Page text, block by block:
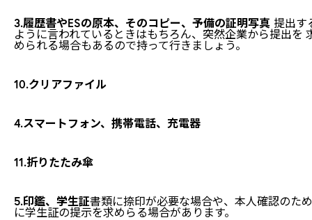
3.履歴書やESの原本、そのコピー、予備の証明写真 提出す
ように言われているときはもちろん、突然企業から提出を
められる場合もあるので持って行きましょう。
10.クリアファイル
4.スマートフォン、携帯電話、充電器
11.折りたたみ傘
5.印鑑、学生証書類に捺印が必要な場合や、本人確認のため
に学生証の提示を求めらる場合があります。